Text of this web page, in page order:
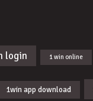
login 1 win online
1win app download